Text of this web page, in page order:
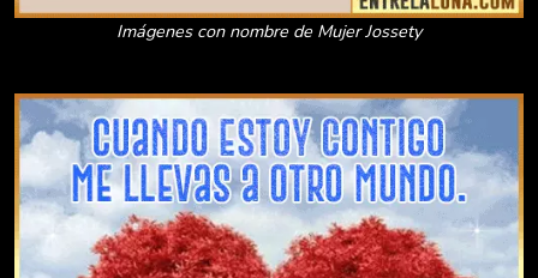
Imágenes con nombre de Mujer Jossety